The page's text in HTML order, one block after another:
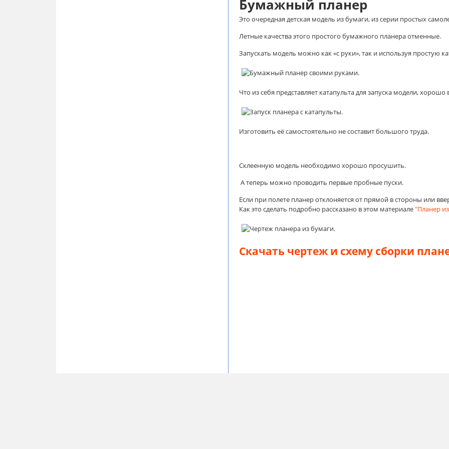
Бумажный планер
Это очередная детская модель из бумаги, из серии простых
Летные качества этого простого бумажного планера отменные.
Запускать модель можно как «с руки», так и используя простую
Что из себя представляет катапульта для запуска модели,
Изготовить её самостоятельно не составит большого труда.
Склеенную модель необходимо хорошо просушить.
А теперь можно проводить первые пробные пуски.
Если при полете планер отклоняется от прямой в стороны или
Как это сделать подробно рассказано в этом материале"Планер
Скачать чертеж и схему сборки